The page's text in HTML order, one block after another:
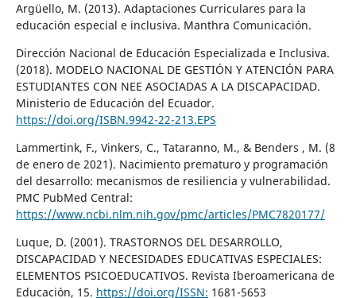
Argüello, M. (2013). Adaptaciones Curriculares para la
educación especial e inclusiva. Manthra Comunicación.
Dirección Nacional de Educación Especializada e Inclusiva.
(2018). MODELO NACIONAL DE GESTIÓN Y ATENCIÓN PARA
ESTUDIANTES CON NEE ASOCIADAS A LA DISCAPACIDAD.
Ministerio de Educación del Ecuador.
https://doi.org/ISBN.9942-22-213.EPS
Lammertink, F., Vinkers, C., Tataranno, M., & Benders , M. (8
de enero de 2021). Nacimiento prematuro y programación
del desarrollo: mecanismos de resiliencia y vulnerabilidad.
PMC PubMed Central:
https://www.ncbi.nlm.nih.gov/pmc/articles/PMC7820177/
Luque, D. (2001). TRASTORNOS DEL DESARROLLO,
DISCAPACIDAD Y NECESIDADES EDUCATIVAS ESPECIALES:
ELEMENTOS PSICOEDUCATIVOS. Revista Iberoamericana de
Educación, 15. https://doi.org/ISSN: 1681-5653